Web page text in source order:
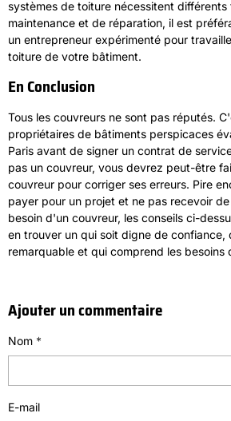
systèmes de toiture nécessitent
maintenance et de réparation, il est
un entrepreneur expérimenté pour
toiture de votre bâtiment.
En Conclusion
Tous les couvreurs ne sont pas réputés.
propriétaires de bâtiments perspicaces
Paris avant de signer un contrat de
pas un couvreur, vous devrez peut-être
couvreur pour corriger ses erreurs. Pire
payer pour un projet et ne pas recevoir
besoin d'un couvreur, les conseils ci-
en trouver un qui soit digne de confiance,
remarquable et qui comprend les besoins
Ajouter un commentaire
Nom
E-mail